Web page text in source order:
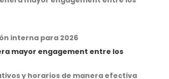
interna para 2026
mayor engagement entre los
y horarios de manera efectiva